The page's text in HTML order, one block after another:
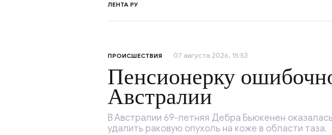
ЛЕНТА РУ
ПРОИСШЕСТВИЯ 07 августа 2026, 15:53
Пенсионерку
Австралии
В Австралии 69-летняя Дебра Бьюкенен
удалить раковую опухоль на коже в области таза.